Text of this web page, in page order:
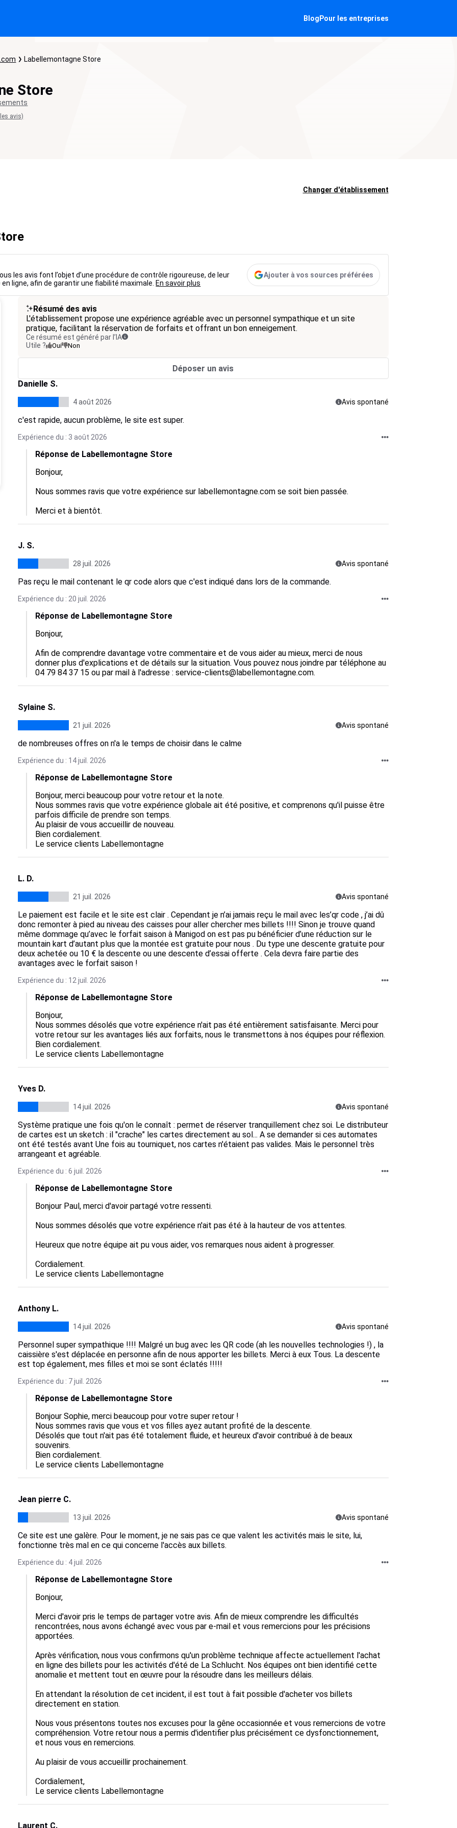
Blog Pour les entreprises
Labellemontagne Store
Store
avis)
Changer d'établissement
les avis font l’objet d’une procédure de contrôle rigoureuse, de leur
ligne, afin de garantir une fiabilité maximale. En savoir plus
Ajouter à vos sources préférées
Résumé des avis
L'établissement propose une expérience agréable avec un personnel sympathique et un site
pratique, facilitant la réservation de forfaits et offrant un bon enneigement.
Ce résumé est généré par l’IA
Utile ?
Oui Non
Déposer un avis
Danielle S.
4 août 2026 Avis spontané
c'est rapide, aucun problème, le site est super.
Expérience du : 3 août 2026
Réponse de Labellemontagne Store
Bonjour,
Nous sommes ravis que votre expérience sur labellemontagne.com se soit bien passée.
Merci et à bientôt.
J. S.
28 juil. 2026 Avis spontané
Pas reçu le mail contenant le qr code alors que c'est indiqué dans lors de la commande.
Expérience du : 20 juil. 2026
Réponse de Labellemontagne Store
Bonjour,
Afin de comprendre davantage votre commentaire et de vous aider au mieux, merci de nous
donner plus d'explications et de détails sur la situation. Vous pouvez nous joindre par téléphone au
04 79 84 37 15 ou par mail à l'adresse : service-clients@labellemontagne.com.
Sylaine S.
21 juil. 2026 Avis spontané
de nombreuses offres on n'a le temps de choisir dans le calme
Expérience du : 14 juil. 2026
Réponse de Labellemontagne Store
Bonjour, merci beaucoup pour votre retour et la note.
Nous sommes ravis que votre expérience globale ait été positive, et comprenons qu'il puisse être
parfois difficile de prendre son temps.
Au plaisir de vous accueillir de nouveau.
Bien cordialement.
Le service clients Labellemontagne
L. D.
21 juil. 2026 Avis spontané
Le paiement est facile et le site est clair . Cependant je n’ai jamais reçu le mail avec les’qr code , j’ai dû
donc remonter à pied au niveau des caisses pour aller chercher mes billets !!!! Sinon je trouve quand
même dommage qu’avec le forfait saison à Manigod on est pas pu bénéficier d’une réduction sur le
mountain kart d’autant plus que la montée est gratuite pour nous . Du type une descente gratuite pour
deux achetée ou 10 € la descente ou une descente d’essai offerte . Cela devra faire partie des
avantages avec le forfait saison !
Expérience du : 12 juil. 2026
Réponse de Labellemontagne Store
Bonjour,
Nous sommes désolés que votre expérience n'ait pas été entièrement satisfaisante. Merci pour
votre retour sur les avantages liés aux forfaits, nous le transmettons à nos équipes pour réflexion.
Bien cordialement.
Le service clients Labellemontagne
Yves D.
14 juil. 2026 Avis spontané
Système pratique une fois qu'on le connaît : permet de réserver tranquillement chez soi. Le distributeur
de cartes est un sketch : il "crache" les cartes directement au sol... A se demander si ces automates
ont été testés avant Une fois au tourniquet, nos cartes n'étaient pas valides. Mais le personnel très
arrangeant et agréable.
Expérience du : 6 juil. 2026
Réponse de Labellemontagne Store
Bonjour Paul, merci d'avoir partagé votre ressenti.
Nous sommes désolés que votre expérience n'ait pas été à la hauteur de vos attentes.
Heureux que notre équipe ait pu vous aider, vos remarques nous aident à progresser.
Cordialement.
Le service clients Labellemontagne
Anthony L.
14 juil. 2026 Avis spontané
Personnel super sympathique !!!! Malgré un bug avec les QR code (ah les nouvelles technologies !) , la
caissière s'est déplacée en personne afin de nous apporter les billets. Merci à eux Tous. La descente
est top également, mes filles et moi se sont éclatés !!!!!
Expérience du : 7 juil. 2026
Réponse de Labellemontagne Store
Bonjour Sophie, merci beaucoup pour votre super retour !
Nous sommes ravis que vous et vos filles ayez autant profité de la descente.
Désolés que tout n'ait pas été totalement fluide, et heureux d'avoir contribué à de beaux
souvenirs.
Bien cordialement.
Le service clients Labellemontagne
Jean pierre C.
13 juil. 2026 Avis spontané
Ce site est une galère. Pour le moment, je ne sais pas ce que valent les activités mais le site, lui,
fonctionne très mal en ce qui concerne l'accès aux billets.
Expérience du : 4 juil. 2026
Réponse de Labellemontagne Store
Bonjour,
Merci d'avoir pris le temps de partager votre avis. Afin de mieux comprendre les difficultés
rencontrées, nous avons échangé avec vous par e-mail et vous remercions pour les précisions
apportées.
Après vérification, nous vous confirmons qu'un problème technique affecte actuellement l'achat
en ligne des billets pour les activités d'été de La Schlucht. Nos équipes ont bien identifié cette
anomalie et mettent tout en œuvre pour la résoudre dans les meilleurs délais.
En attendant la résolution de cet incident, il est tout à fait possible d'acheter vos billets
directement en station.
Nous vous présentons toutes nos excuses pour la gêne occasionnée et vous remercions de votre
compréhension. Votre retour nous a permis d'identifier plus précisément ce dysfonctionnement,
et nous vous en remercions.
Au plaisir de vous accueillir prochainement.
Cordialement,
Le service clients Labellemontagne
Laurent C.